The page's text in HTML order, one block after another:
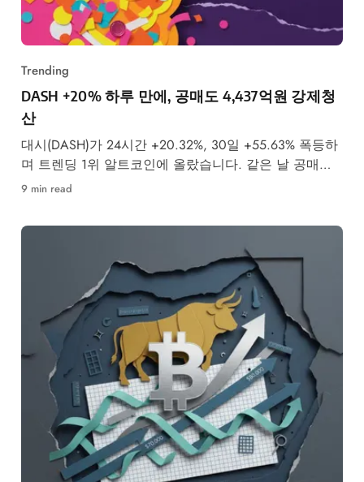
Trending
DASH +20% 하루 만에, 공매도 4,437억원 강제청
산
대시(DASH)가 24시간 +20.32%, 30일 +55.63% 폭등하
며 트렌딩 1위 알트코인에 올랐습니다. 같은 날 공매도
투자자 4,437억원이 강제청산됐습니다.
9 min read